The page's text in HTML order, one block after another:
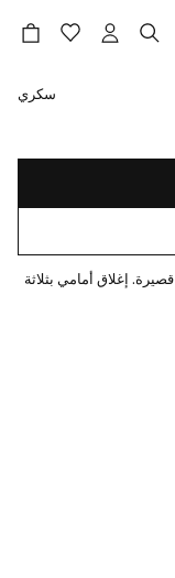
سكري
قصيرة. إغلاق أمامي بثلاثة